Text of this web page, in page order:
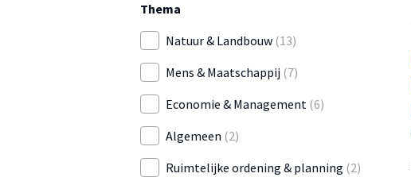
Thema
Natuur & Landbouw (13)
Mens & Maatschappij (7)
Economie & Management (6)
Algemeen (2)
Ruimtelijke ordening & planning (2)